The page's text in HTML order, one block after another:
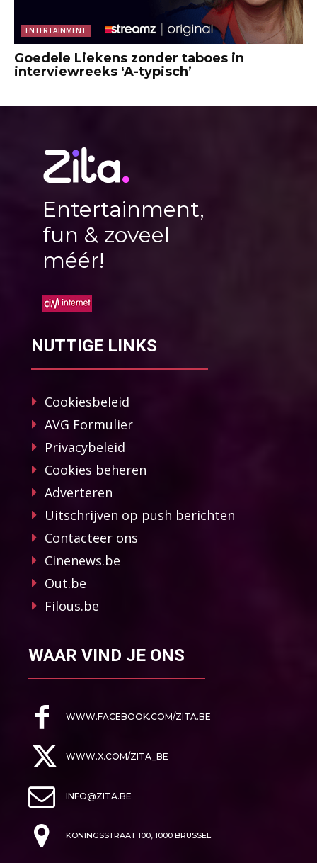
ENTERTAINMENT
Goedele Liekens zonder taboes in
interviewreeks ‘A-typisch’
Entertainment,
fun & zoveel
méér!
NUTTIGE LINKS
Cookiesbeleid
AVG Formulier
Privacybeleid
Cookies beheren
Adverteren
Uitschrijven op push berichten
Contacteer ons
Cinenews.be
Out.be
Filous.be
WAAR VIND JE ONS
WWW.FACEBOOK.COM/ZITA.BE
WWW.X.COM/ZITA_BE
INFO@ZITA.BE
KONINGSSTRAAT 100, 1000 BRUSSEL